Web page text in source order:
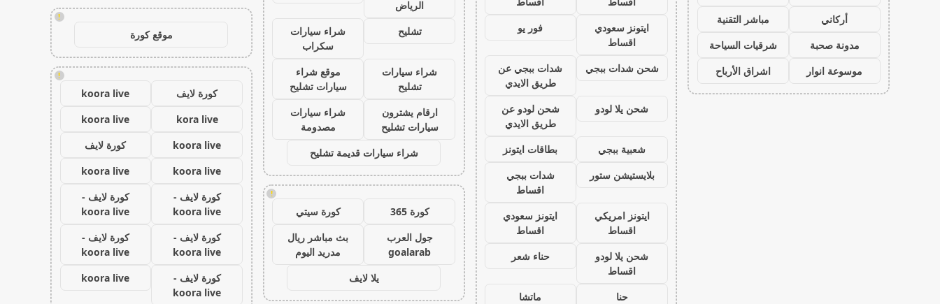
أركاني
مباشر التقنية
مدونة صحبة
شرقيات السياحة
موسوعة انوار
اشراق الأرباح
ايتونز سعودي
اقساط
فور يو
شحن شدات ببجي
شدات ببجي عن
طريق الايدي
شحن يلا لودو
شحن لودو عن
طريق الايدي
شعبية ببجي
بطاقات ايتونز
بلايستيشن ستور
شدات ببجي
اقساط
ايتونز امريكي
اقساط
ايتونز سعودي
اقساط
شحن يلا لودو
اقساط
حناء شعر
حنا
ماتشا
الرياض
تشليح
شراء سيارات
سكراب
شراء سيارات
تشليح
موقع شراء
سيارات تشليح
ارقام يشترون
سيارات تشليح
شراء سيارات
مصدومة
شراء سيارات قديمة تشليح
!
كورة 365
كورة سيتي
جول العرب
goalarab
بث مباشر ريال
مدريد اليوم
يلا لايف
!
موقع كورة
!
كورة لايف
koora live
kora live
koora live
koora live
كورة لايف
koora live
koora live
كورة لايف -
koora live
كورة لايف -
koora live
كورة لايف -
koora live
كورة لايف -
koora live
كورة لايف -
koora live
koora live